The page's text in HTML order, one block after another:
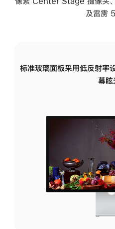
及雷雳 5
标准玻璃面板采用低反射率
幕眩